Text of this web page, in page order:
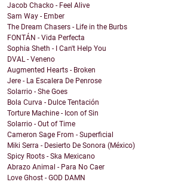
Jacob Chacko - Feel Alive
Sam Way - Ember
The Dream Chasers - Life in the Burbs
FONTÁN - Vida Perfecta
Sophia Sheth - I Can't Help You
DVAL - Veneno
Augmented Hearts - Broken
Jere - La Escalera De Penrose
Solarrio - She Goes
Bola Curva - Dulce Tentación
Torture Machine - Icon of Sin
Solarrio - Out of Time
Cameron Sage From - Superficial
Miki Serra - Desierto De Sonora (México)
Spicy Roots - Ska Mexicano
Abrazo Animal - Para No Caer
Love Ghost - GOD DAMN